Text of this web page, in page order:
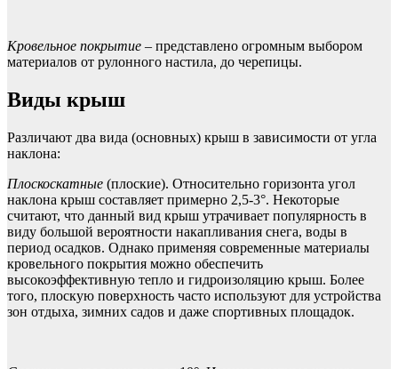
Кровельное покрытие – представлено огромным выбором
материалов от рулонного настила, до черепицы.
Виды крыш
Различают два вида (основных) крыш в зависимости от угла
наклона:
Плоскоскатные (плоские). Относительно горизонта угол
наклона крыш составляет примерно 2,5-3°. Некоторые
считают, что данный вид крыш утрачивает популярность в
виду большой вероятности накапливания снега, воды в
период осадков. Однако применяя современные материалы
кровельного покрытия можно обеспечить
высокоэффективную тепло и гидроизоляцию крыш. Более
того, плоскую поверхность часто используют для устройства
зон отдыха, зимних садов и даже спортивных площадок.